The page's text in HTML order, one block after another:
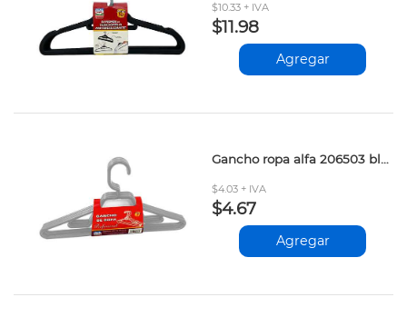
$10.33 + IVA
$11.98
Agregar
Gancho ropa alfa 206503 blanco 3und
$4.03 + IVA
$4.67
Agregar